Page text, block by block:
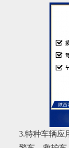
3.特种车辆应